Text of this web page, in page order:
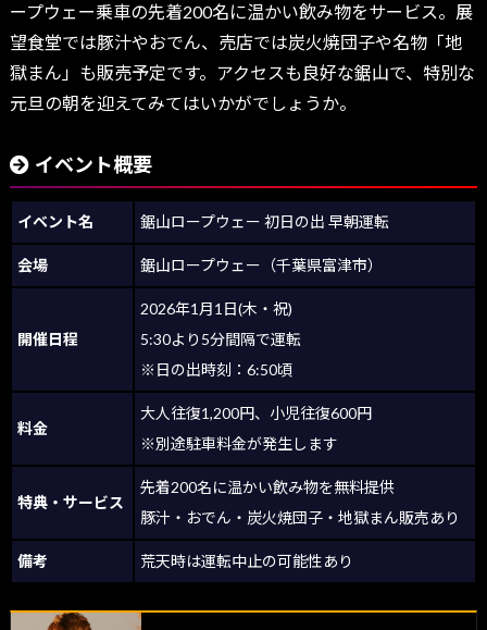
ープウェー乗車の先着200名に温かい飲み物をサービス。展
望食堂では豚汁やおでん、売店では炭火焼団子や名物「地
獄まん」も販売予定です。アクセスも良好な鋸山で、特別な
元旦の朝を迎えてみてはいかがでしょうか。
イベント概要
イベント名 鋸山ロープウェー 初日の出 早朝運転
会場 鋸山ロープウェー（千葉県富津市）
開催日程
2026年1月1日(木・祝)
5:30より5分間隔で運転
※日の出時刻：6:50頃
料金
大人往復1,200円、小児往復600円
※別途駐車料金が発生します
特典・サービス
先着200名に温かい飲み物を無料提供
豚汁・おでん・炭火焼団子・地獄まん販売あり
備考 荒天時は運転中止の可能性あり